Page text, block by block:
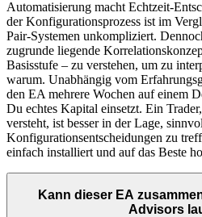
Automatisierung macht Echtzeit-
der Konfigurationsprozess ist im
Pair-Systemen unkompliziert.
zugrunde liegende
Basisstufe – zu verstehen, um zu
warum. Unabhängig vom
den EA mehrere Wochen auf einem
Du echtes Kapital einsetzt. Ein
versteht, ist besser in der Lage,
Konfigurationsentscheidungen zu
einfach installiert und auf das Beste
Kann dieser EA
Advisors